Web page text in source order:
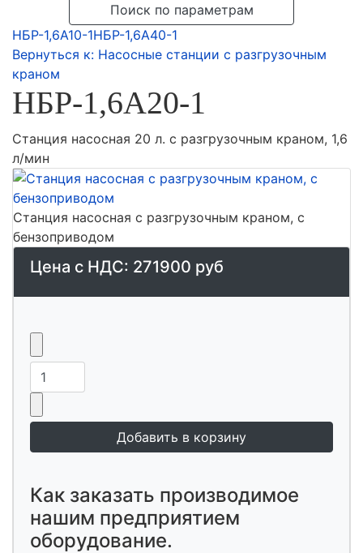
Поиск по параметрам
НБР-1,6А10-1НБР-1,6А40-1
Вернуться к: Насосные станции с разгрузочным
краном
НБР-1,6А20-1
Станция насосная 20 л. с разгрузочным краном, 1,6
л/мин
Станция насосная с разгрузочным краном, с
бензоприводом
Цена с НДС: 271900 руб
Как заказать производимое
нашим предприятием
оборудование.